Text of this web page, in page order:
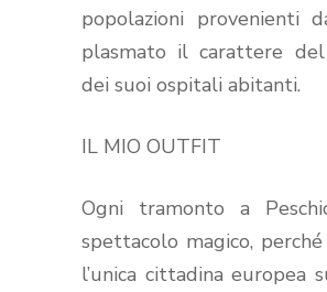
popolazioni provenienti
plasmato il carattere
dei suoi ospitali abitanti.
IL MIO OUTFIT
Ogni tramonto a
spettacolo magico,
l’unica cittadina europea